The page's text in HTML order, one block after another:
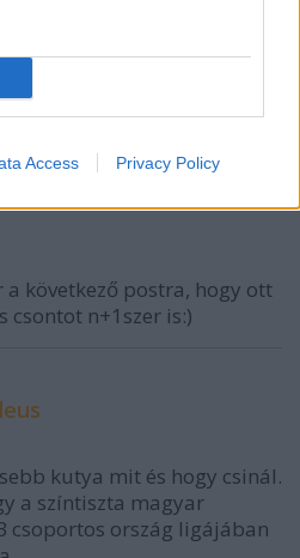
Access Privacy Policy
a következő postra, hogy ott
csontot n+1szer is:)
kutya mit és hogy csinál.
a színtiszta magyar
csoportos ország ligájában